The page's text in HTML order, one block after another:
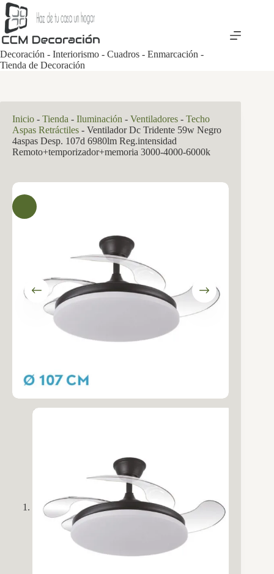
Saltar
al
contenido
Decoración - Interiorismo - Cuadros - Enmarcación -
Tienda de Decoración
Inicio - Tienda - Iluminación - Ventiladores - Techo
Aspas Retráctiles - Ventilador Dc Tridente 59w Negro
4aspas Desp. 107d 6980lm Reg.intensidad
Remoto+temporizador+memoria 3000-4000-6000k